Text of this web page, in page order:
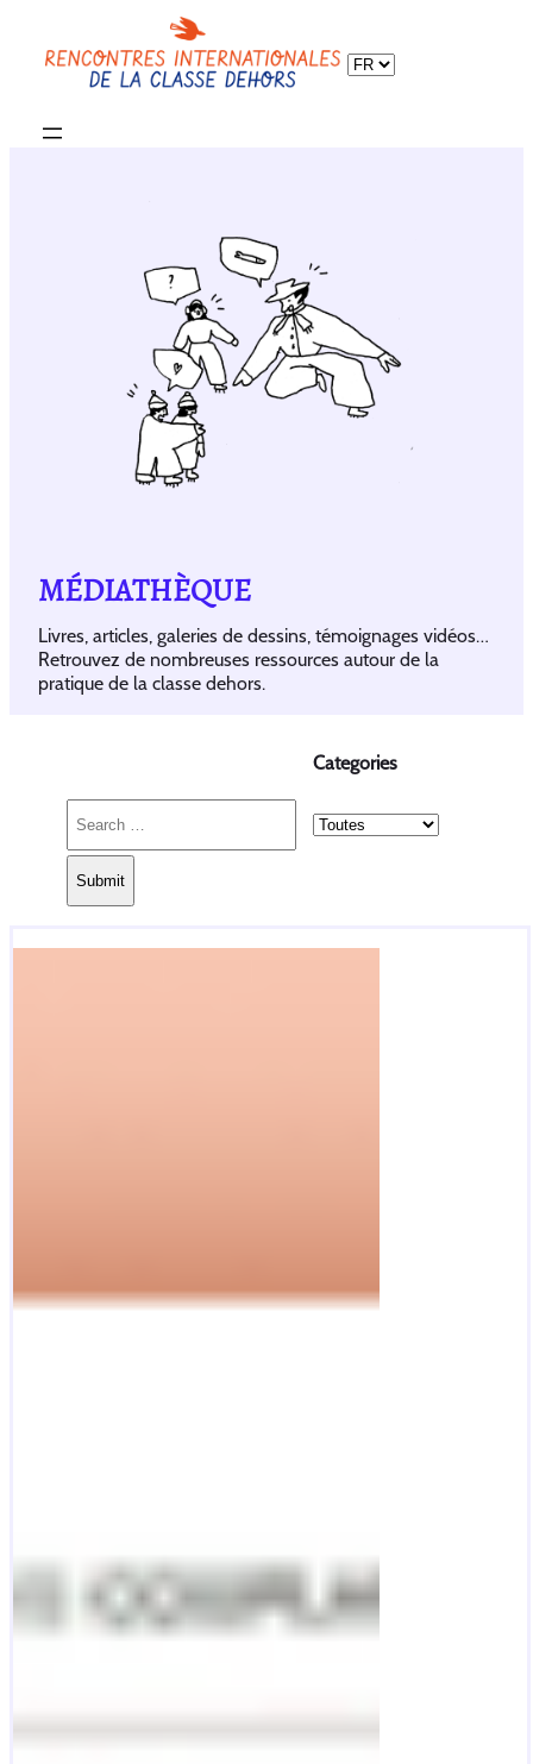
Choisir
MÉDIATHÈQUE
Livres, articles, galeries de dessins, témoignages vidéos…
Retrouvez de nombreuses ressources autour de la
pratique de la classe dehors.
Categories